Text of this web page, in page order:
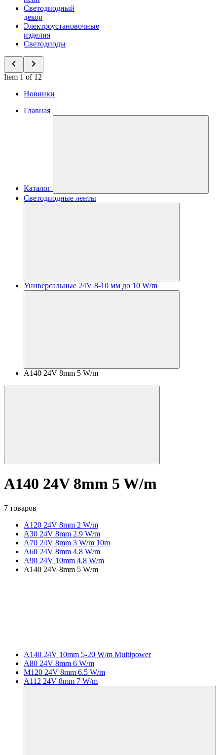
Светодиодный
декор
Электроустановочные
изделия
Светодиоды
Item 1 of 12
Новинки
Главная
Каталог
Светодиодные ленты
Универсальные 24V 8-10 мм до 10 W/m
A140 24V 8mm 5 W/m
A140 24V 8mm 5 W/m
7 товаров
A120 24V 8mm 2 W/m
A30 24V 8mm 2.9 W/m
A70 24V 8mm 3 W/m 10m
A60 24V 8mm 4.8 W/m
A90 24V 10mm 4.8 W/m
A140 24V 8mm 5 W/m
A140 24V 10mm 5-20 W/m Multipower
A80 24V 8mm 6 W/m
M120 24V 8mm 6.5 W/m
A112 24V 8mm 7 W/m